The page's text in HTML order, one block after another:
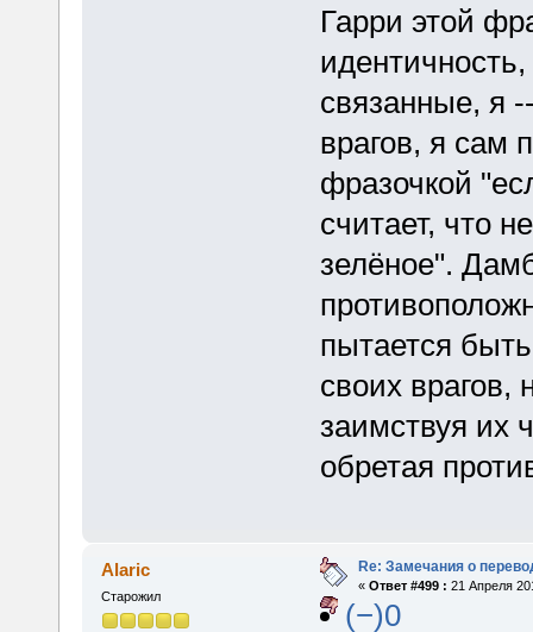
Гарри этой
связанные, я
врагов, я сам
фразочкой
считает, что
зелёное".
пытается
своих врагов,
заимствуя их
обретая
Alaric
Старожил
Re: Замечания о
« Ответ #499 : 21 Апреля
(−)0